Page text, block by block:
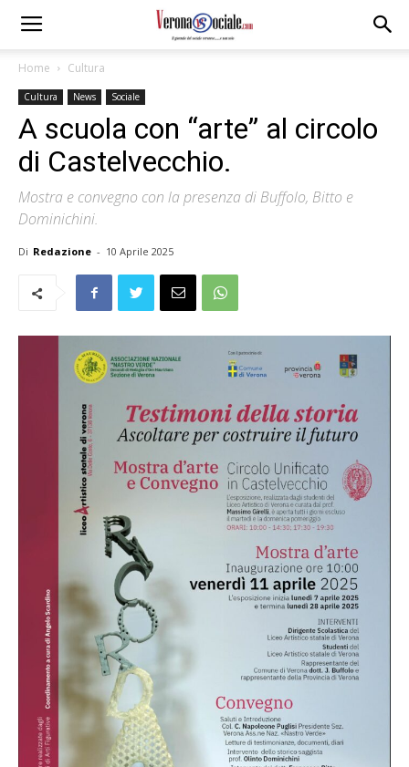
Home Cultura
Cultura News Sociale
A scuola con “arte” al circolo
di Castelvecchio.
Mostra e convegno con la presenza di Buffolo, Bitto e
Dominichini.
Di Redazione - 10 Aprile 2025